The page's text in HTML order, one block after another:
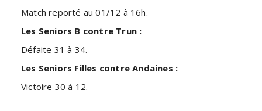
Match reporté au 01/12 à 16h.
Les Seniors B contre Trun :
Défaite 31 à 34.
Les Seniors Filles contre Andaines :
Victoire 30 à 12.